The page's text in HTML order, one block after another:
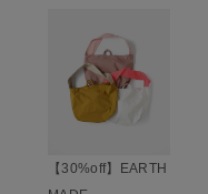
【30%off】EARTH